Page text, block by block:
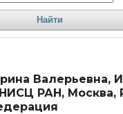
Найти
Валерьевна,
РАН, Москва,